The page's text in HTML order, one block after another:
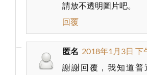
請放不透明圖片吧。
回覆
匿名 2018年1月3日 下
謝謝回覆，我知道普